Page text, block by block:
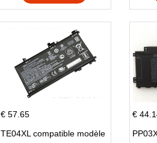
€ 57.65
TE04XL compatible modèle
€